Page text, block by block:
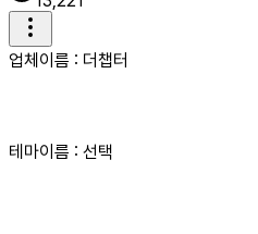
업체이름 : 더챕터
테마이름 : 선택